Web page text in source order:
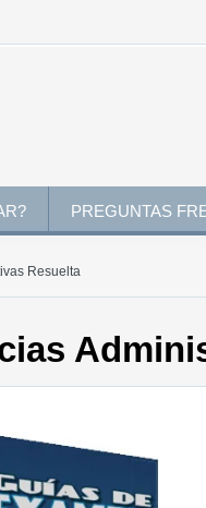
PREGUNTAS
Resuelta